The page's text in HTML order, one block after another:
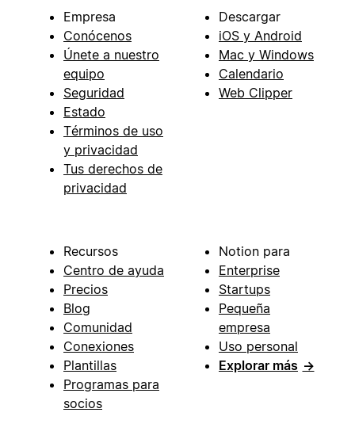
Empresa
Conócenos
Únete a nuestro
equipo
Seguridad
Estado
Términos de uso
y privacidad
Tus derechos de
privacidad
Descargar
iOS y Android
Mac y Windows
Calendario
Web Clipper
Recursos
Centro de ayuda
Precios
Blog
Comunidad
Conexiones
Plantillas
Programas para
socios
Notion para
Enterprise
Startups
Pequeña
empresa
Uso personal
Explorar más →